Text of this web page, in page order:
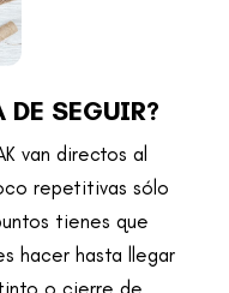
DE SEGUIR?
van directos al
repetitivas sólo
tienes que
hacer hasta llegar